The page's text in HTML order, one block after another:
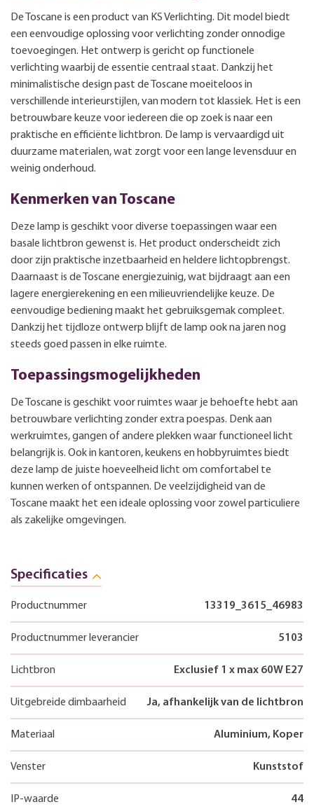
De Toscane is een product van KS Verlichting. Dit model biedt
een eenvoudige oplossing voor verlichting zonder onnodige
toevoegingen. Het ontwerp is gericht op functionele
verlichting waarbij de essentie centraal staat. Dankzij het
minimalistische design past de Toscane moeiteloos in
verschillende interieurstijlen, van modern tot klassiek. Het is een
betrouwbare keuze voor iedereen die op zoek is naar een
praktische en efficiënte lichtbron. De lamp is vervaardigd uit
duurzame materialen, wat zorgt voor een lange levensduur en
weinig onderhoud.
Kenmerken van Toscane
Deze lamp is geschikt voor diverse toepassingen waar een
basale lichtbron gewenst is. Het product onderscheidt zich
door zijn praktische inzetbaarheid en heldere lichtopbrengst.
Daarnaast is de Toscane energiezuinig, wat bijdraagt aan een
lagere energierekening en een milieuvriendelijke keuze. De
eenvoudige bediening maakt het gebruiksgemak compleet.
Dankzij het tijdloze ontwerp blijft de lamp ook na jaren nog
steeds goed passen in elke ruimte.
Toepassingsmogelijkheden
De Toscane is geschikt voor ruimtes waar je behoefte hebt aan
betrouwbare verlichting zonder extra poespas. Denk aan
werkruimtes, gangen of andere plekken waar functioneel licht
belangrijk is. Ook in kantoren, keukens en hobbyruimtes biedt
deze lamp de juiste hoeveelheid licht om comfortabel te
kunnen werken of ontspannen. De veelzijdigheid van de
Toscane maakt het een ideale oplossing voor zowel particuliere
als zakelijke omgevingen.
Specificaties
Productnummer 13319_3615_46983
Productnummer leverancier 5103
Lichtbron Exclusief 1 x max 60W E27
Uitgebreide dimbaarheid Ja, afhankelijk van de lichtbron
Materiaal Aluminium, Koper
Venster Kunststof
IP-waarde 44